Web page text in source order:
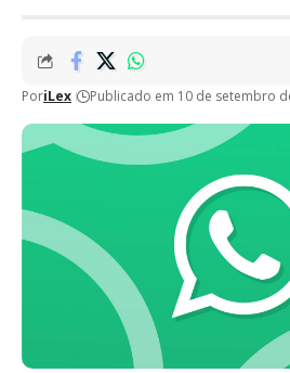
PoriLex Publicado em 10 de setembro